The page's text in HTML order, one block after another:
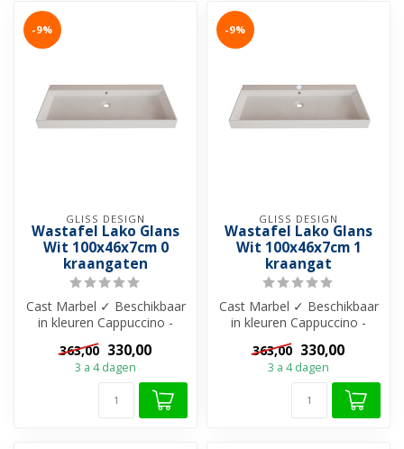
-9%
GLISS DESIGN
Wastafel Lako Glans
Wit 100x46x7cm 0
kraangaten
Cast Marbel ✓ Beschikbaar
in kleuren Cappuccino -
Grijs - Zwart en Wit ✓ Met
of ...
363,00 330,00
3 a 4 dagen
-9%
GLISS DESIGN
Wastafel Lako Glans
Wit 100x46x7cm 1
kraangat
Cast Marbel ✓ Beschikbaar
in kleuren Cappuccino -
Grijs - Zwart en Wit ✓ Met
of ...
363,00 330,00
3 a 4 dagen